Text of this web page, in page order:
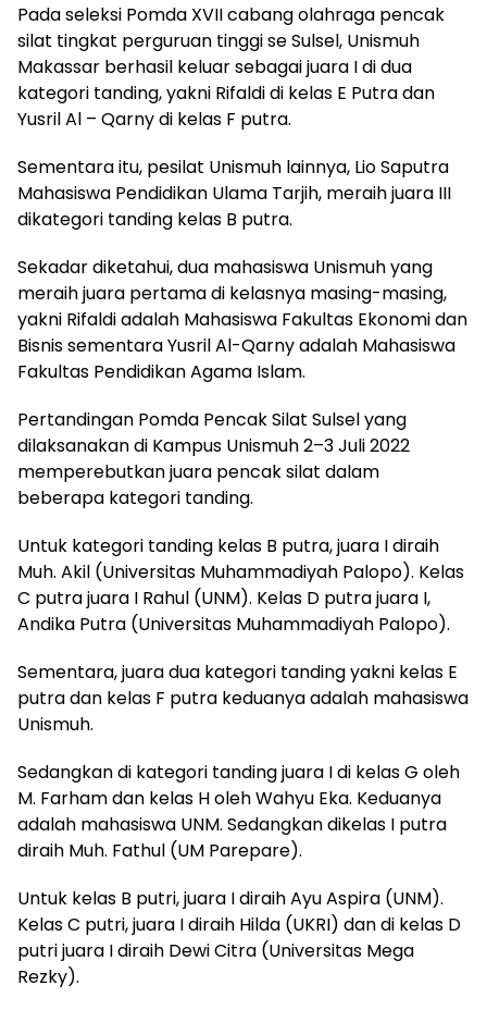
Pada seleksi Pomda XVII cabang olahraga pencak
silat tingkat perguruan tinggi se Sulsel, Unismuh
Makassar berhasil keluar sebagai juara I di dua
kategori tanding, yakni Rifaldi di kelas E Putra dan
Yusril Al – Qarny di kelas F putra.
Sementara itu, pesilat Unismuh lainnya, Lio Saputra
Mahasiswa Pendidikan Ulama Tarjih, meraih juara III
dikategori tanding kelas B putra.
Sekadar diketahui, dua mahasiswa Unismuh yang
meraih juara pertama di kelasnya masing-masing,
yakni Rifaldi adalah Mahasiswa Fakultas Ekonomi dan
Bisnis sementara Yusril Al-Qarny adalah Mahasiswa
Fakultas Pendidikan Agama Islam.
Pertandingan Pomda Pencak Silat Sulsel yang
dilaksanakan di Kampus Unismuh 2–3 Juli 2022
memperebutkan juara pencak silat dalam
beberapa kategori tanding.
Untuk kategori tanding kelas B putra, juara I diraih
Muh. Akil (Universitas Muhammadiyah Palopo). Kelas
C putra juara I Rahul (UNM). Kelas D putra juara I,
Andika Putra (Universitas Muhammadiyah Palopo).
Sementara, juara dua kategori tanding yakni kelas E
putra dan kelas F putra keduanya adalah mahasiswa
Unismuh.
Sedangkan di kategori tanding juara I di kelas G oleh
M. Farham dan kelas H oleh Wahyu Eka. Keduanya
adalah mahasiswa UNM. Sedangkan dikelas I putra
diraih Muh. Fathul (UM Parepare).
Untuk kelas B putri, juara I diraih Ayu Aspira (UNM).
Kelas C putri, juara I diraih Hilda (UKRI) dan di kelas D
putri juara I diraih Dewi Citra (Universitas Mega
Rezky).